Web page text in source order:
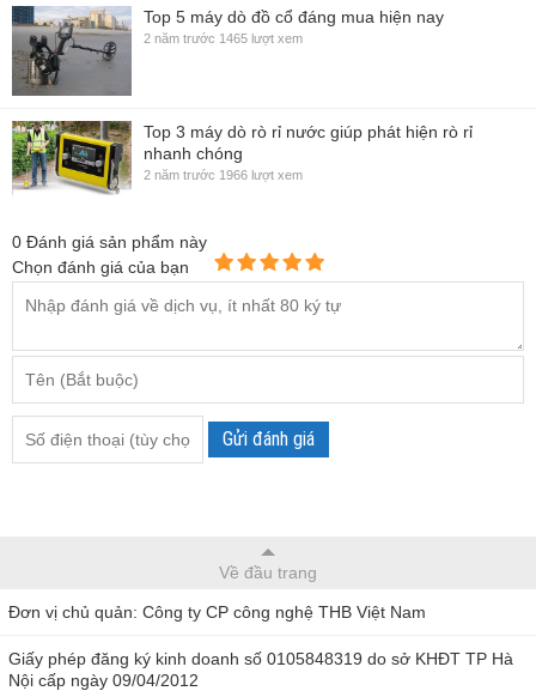
Top 5 máy dò đồ cổ đáng mua hiện nay
2 năm trước 1465 lượt xem
Top 3 máy dò rò rỉ nước giúp phát hiện rò rỉ
nhanh chóng
2 năm trước 1966 lượt xem
0 Đánh giá sản phẩm này
Chọn đánh giá của bạn
Gửi đánh giá
Về đầu trang
Đơn vị chủ quản: Công ty CP công nghệ THB Việt Nam
Giấy phép đăng ký kinh doanh số 0105848319 do sở KHĐT TP Hà
Nội cấp ngày 09/04/2012